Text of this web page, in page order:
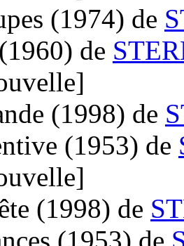
(1974) de
(1960) de
(1998) de
(1953) de
(1998) de
(1953) de